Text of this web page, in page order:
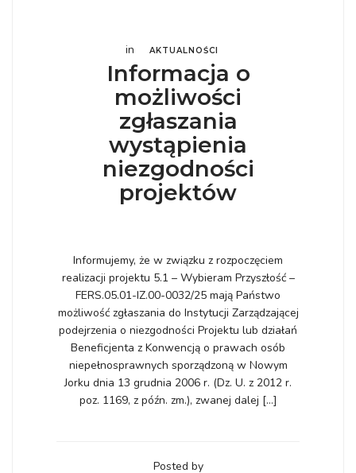
in AKTUALNOŚCI
Informacja o
możliwości
zgłaszania
wystąpienia
niezgodności
projektów
Informujemy, że w związku z rozpoczęciem
realizacji projektu 5.1 – Wybieram Przyszłość –
FERS.05.01-IZ.00-0032/25 mają Państwo
możliwość zgłaszania do Instytucji Zarządzającej
podejrzenia o niezgodności Projektu lub działań
Beneficjenta z Konwencją o prawach osób
niepełnosprawnych sporządzoną w Nowym
Jorku dnia 13 grudnia 2006 r. (Dz. U. z 2012 r.
poz. 1169, z późn. zm.), zwanej dalej […]
Posted by